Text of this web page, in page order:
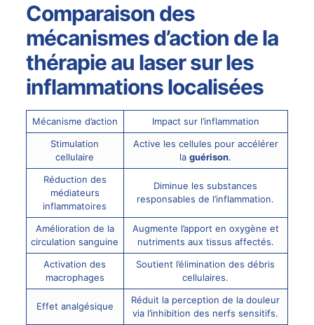
Comparaison des
mécanismes d’action de la
thérapie au laser sur les
inflammations localisées
Mécanisme d’action
Impact sur l’inflammation
Stimulation
cellulaire
Active les cellules pour accélérer
laguérison.
Réduction des
médiateurs
inflammatoires
Diminue les substances
responsables de l’inflammation.
Amélioration de la
circulation sanguine
Augmente l’apport en oxygène et
nutriments aux tissus affectés.
Activation des
macrophages
Soutient l’élimination des débris
cellulaires.
Effet analgésique
Réduit la perception de la douleur
via l’inhibition des nerfs sensitifs.